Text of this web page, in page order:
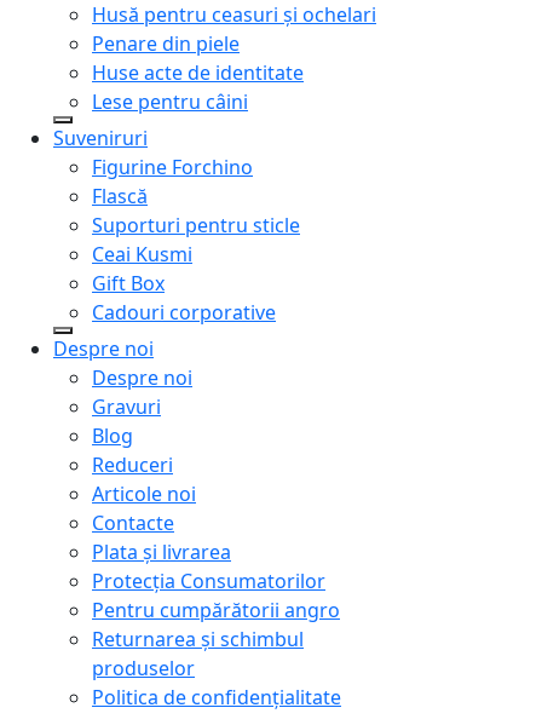
Husă pentru ceasuri și ochelari
Penare din piele
Huse acte de identitate
Lese pentru câini
Suveniruri
Figurine Forchino
Flască
Suporturi pentru sticle
Ceai Kusmi
Gift Box
Cadouri corporative
Despre noi
Despre noi
Gravuri
Blog
Reduceri
Articole noi
Contacte
Plata și livrarea
Protecţia Consumatorilor
Pentru cumpărătorii angro
Returnarea și schimbul
produselor
Politica de confidențialitate